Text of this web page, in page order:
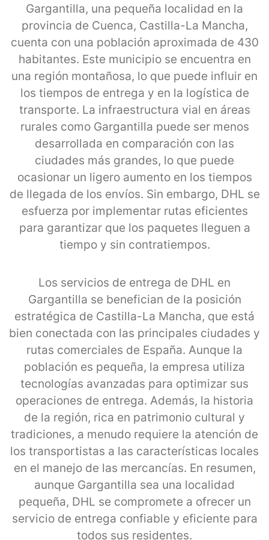
Gargantilla, una pequeña localidad en la
provincia de Cuenca, Castilla-La Mancha,
cuenta con una población aproximada de 430
habitantes. Este municipio se encuentra en
una región montañosa, lo que puede influir en
los tiempos de entrega y en la logística de
transporte. La infraestructura vial en áreas
rurales como Gargantilla puede ser menos
desarrollada en comparación con las
ciudades más grandes, lo que puede
ocasionar un ligero aumento en los tiempos
de llegada de los envíos. Sin embargo, DHL se
esfuerza por implementar rutas eficientes
para garantizar que los paquetes lleguen a
tiempo y sin contratiempos.
Los servicios de entrega de DHL en
Gargantilla se benefician de la posición
estratégica de Castilla-La Mancha, que está
bien conectada con las principales ciudades y
rutas comerciales de España. Aunque la
población es pequeña, la empresa utiliza
tecnologías avanzadas para optimizar sus
operaciones de entrega. Además, la historia
de la región, rica en patrimonio cultural y
tradiciones, a menudo requiere la atención de
los transportistas a las características locales
en el manejo de las mercancías. En resumen,
aunque Gargantilla sea una localidad
pequeña, DHL se compromete a ofrecer un
servicio de entrega confiable y eficiente para
todos sus residentes.